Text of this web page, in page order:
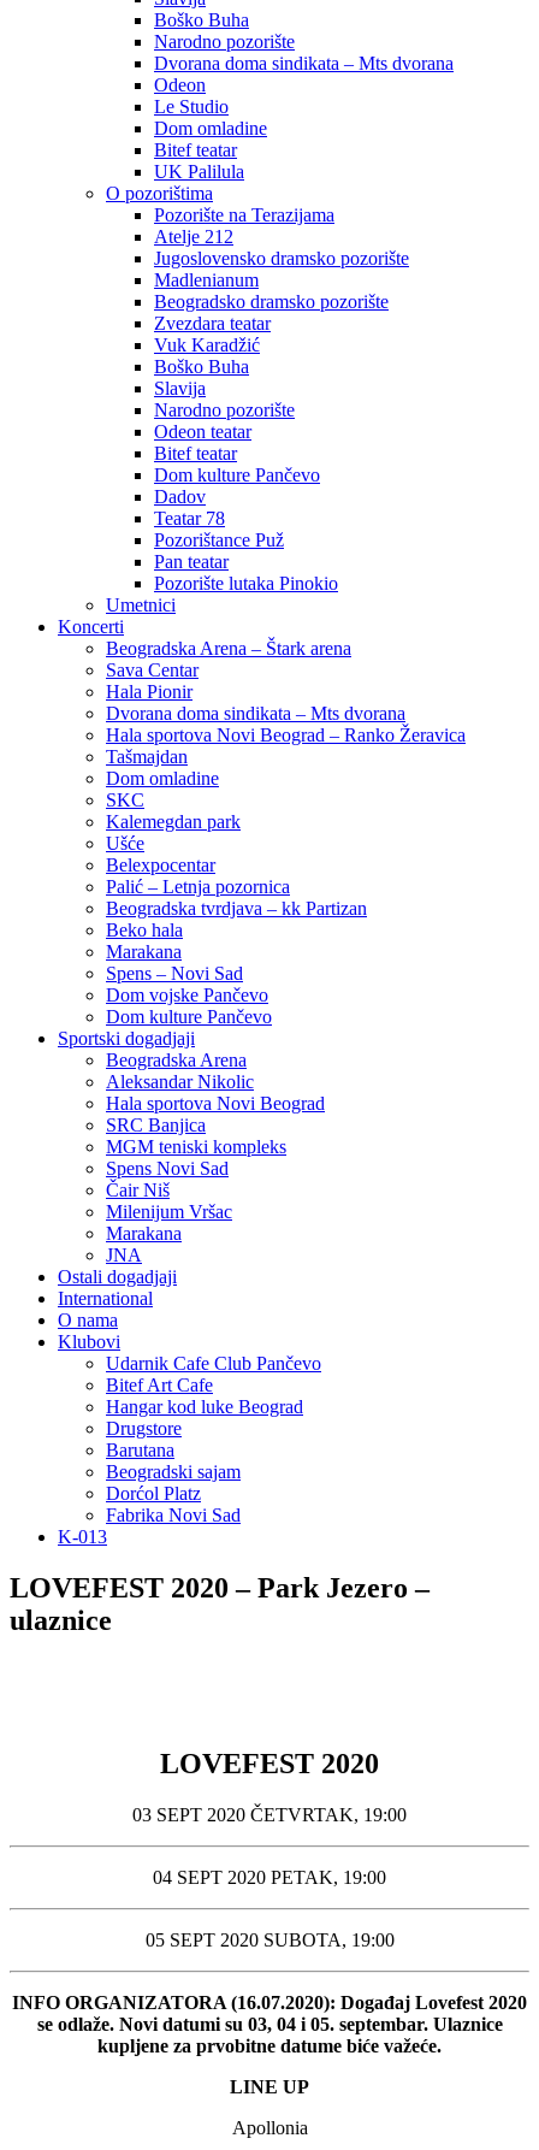
Boško Buha
Narodno pozorište
Dvorana doma sindikata – Mts dvorana
Odeon
Le Studio
Dom omladine
Bitef teatar
UK Palilula
O pozorištima
Pozorište na Terazijama
Atelje 212
Jugoslovensko dramsko pozorište
Madlenianum
Beogradsko dramsko pozorište
Zvezdara teatar
Vuk Karadžić
Boško Buha
Slavija
Narodno pozorište
Odeon teatar
Bitef teatar
Dom kulture Pančevo
Dadov
Teatar 78
Pozorištance Puž
Pan teatar
Pozorište lutaka Pinokio
Umetnici
Koncerti
Beogradska Arena – Štark arena
Sava Centar
Hala Pionir
Dvorana doma sindikata – Mts dvorana
Hala sportova Novi Beograd – Ranko Žeravica
Tašmajdan
Dom omladine
SKC
Kalemegdan park
Ušće
Belexpocentar
Palić – Letnja pozornica
Beogradska tvrdjava – kk Partizan
Beko hala
Marakana
Spens – Novi Sad
Dom vojske Pančevo
Dom kulture Pančevo
Sportski dogadjaji
Beogradska Arena
Aleksandar Nikolic
Hala sportova Novi Beograd
SRC Banjica
MGM teniski kompleks
Spens Novi Sad
Čair Niš
Milenijum Vršac
Marakana
JNA
Ostali dogadjaji
International
O nama
Klubovi
Udarnik Cafe Club Pančevo
Bitef Art Cafe
Hangar kod luke Beograd
Drugstore
Barutana
Beogradski sajam
Dorćol Platz
Fabrika Novi Sad
K-013
LOVEFEST 2020 – Park Jezero –
ulaznice
LOVEFEST 2020
03 SEPT 2020 ČETVRTAK, 19:00
04 SEPT 2020 PETAK, 19:00
05 SEPT 2020 SUBOTA, 19:00
INFO ORGANIZATORA (16.07.2020): Događaj Lovefest 2020
se odlaže. Novi datumi su 03, 04 i 05. septembar. Ulaznice
kupljene za prvobitne datume biće važeće.
LINE UP
Apollonia